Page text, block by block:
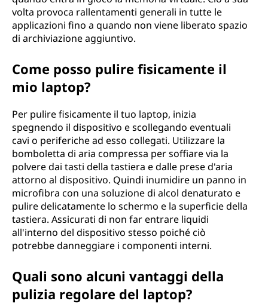
volta provoca rallentamenti generali in tutte le
applicazioni fino a quando non viene liberato spazio
di archiviazione aggiuntivo.
Come posso pulire fisicamente il
mio laptop?
Per pulire fisicamente il tuo laptop, inizia
spegnendo il dispositivo e scollegando eventuali
cavi o periferiche ad esso collegati. Utilizzare la
bomboletta di aria compressa per soffiare via la
polvere dai tasti della tastiera e dalle prese d'aria
attorno al dispositivo. Quindi inumidire un panno in
microfibra con una soluzione di alcol denaturato e
pulire delicatamente lo schermo e la superficie della
tastiera. Assicurati di non far entrare liquidi
all'interno del dispositivo stesso poiché ciò
potrebbe danneggiare i componenti interni.
Quali sono alcuni vantaggi della
pulizia regolare del laptop?